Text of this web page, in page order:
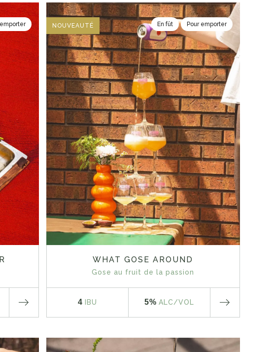
NOUVEAUTÉ En fût Pour emporter
WHAT GOSE AROUND
Gose au fruit de la passion
4 IBU 5% ALC/VOL